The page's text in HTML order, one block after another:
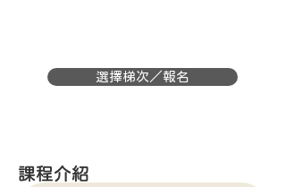
選擇梯次／報名
課程介紹